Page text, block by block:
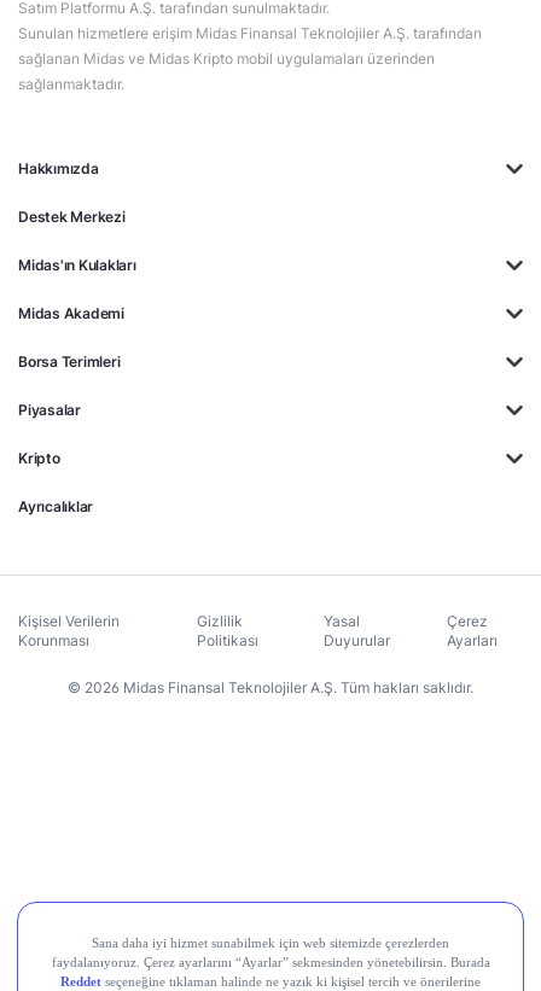
Hakkımızda
Destek Merkezi
Midas'ın Kulakları
Midas Akademi
Borsa Terimleri
Piyasalar
Kripto
Ayrıcalıklar
Satım Platformu A.Ş. tarafından sunulmaktadır.
Sunulan hizmetlere erişim Midas Finansal Teknolojiler A.Ş. tarafından
sağlanan Midas ve Midas Kripto mobil uygulamaları üzerinden
sağlanmaktadır.
© 2026 Midas Finansal Teknolojiler A.Ş. Tüm hakları saklıdır.
Kişisel Verilerin
Korunması
Gizlilik
Politikası
Yasal
Duyurular
Çerez
Ayarları